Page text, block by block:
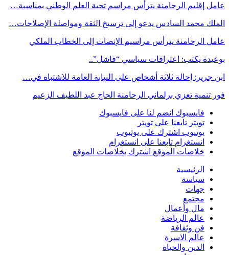
عامل إقليم الرحامنة يترأس مراسم تحية العلم الوطني بمناسبة…
الملك محمد السادس يدعو إلى ترسيخ الثقة ومواصلة الإصلاحات…
عامل الرحامنة يترأس مراسيم الإنصات إلى الخطاب الملكي
بوعيدة يكتب: اعترافات سياسي “فاشل”..
ابن جرير: إحالة ثلاثة أشخاص على النيابة العامة للاشتباه في…
فور تنمية تعزي برلماني الرحامنة الحاج عبد اللطيف الزعيم
فايسبوك انضم لنا على فايسبوك
تويتر تابعنا على تويتر
يوتيوب اشترك على يوتيوب
انستغرام تابعنا على انستغرام
خلاصات الموقع اشترك بخلاصات الموقع
الرئيسية
سياسة
جهات
مجتمع
مال وأعمال
عالم الرياضة
فن وثقافة
عالم الاسرة
الدين والحياة